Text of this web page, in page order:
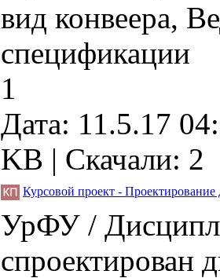
вид конвеера,
спецификации
1
Дата: 11.5.17
KB | Скачали: 2
Курсовой проект - Проектирование
УрФУ /
спроектирован